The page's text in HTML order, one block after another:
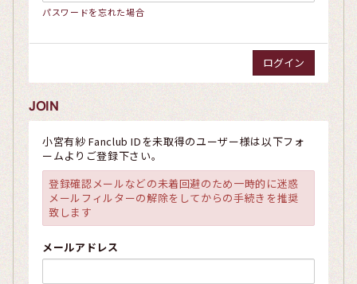
パスワードを忘れた場合
JOIN
小宮有紗 Fanclub IDを未取得のユーザー様は以下フォ
ームよりご登録下さい。
登録確認メールなどの未着回避のため一時的に迷惑
メールフィルターの解除をしてからの手続きを推奨
致します
メールアドレス